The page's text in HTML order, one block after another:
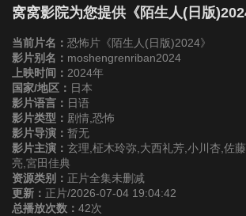
窝窝影院为您提供《陌生人(日版
当前片名： 恐怖片《陌生人(日版)2024》
影片别名： moshengrenriban2024
上映时间： 2024年
国家/地区： 日本
影片语言： 日语
影片类型： 剧情,恐怖
影片导演： 暂无
影片主演： 玄理,柾木玲弥,大西礼芳,小川杏,佐
亮,宮田佳典
资源类别： 正片全集未删减
更新： 正片/2026-07-04 19:04:42
总播放次数： 42次